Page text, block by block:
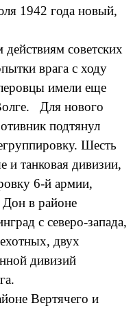
1942 года новый,
советских
врага с ходу
имели еще
Для нового
подтянул
Шесть
и танковая дивизии,
6-й армии,
Дон в районе
с северо-запада,
двух
дивизий
Вертячего и